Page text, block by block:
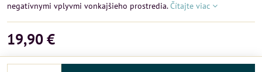
negatívnymi vplyvmi vonkajšieho prostredia.Čítajte viac
19,90 €